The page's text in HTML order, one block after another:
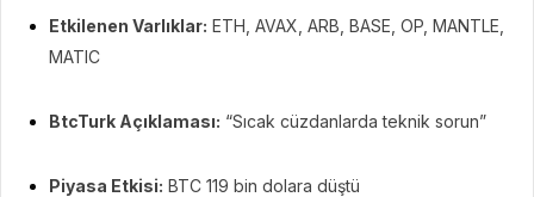
Etkilenen Varlıklar: ETH, AVAX, ARB, BASE, OP, MANTLE,
MATIC
BtcTurk Açıklaması: “Sıcak cüzdanlarda teknik sorun”
Piyasa Etkisi: BTC 119 bin dolara düştü